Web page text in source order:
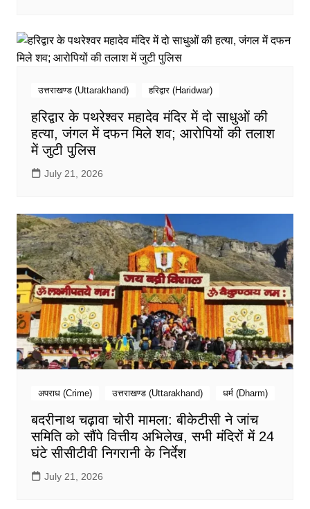
उत्तराखण्ड (Uttarakhand) हरिद्वार (Haridwar)
हरिद्वार के पथरेश्वर महादेव मंदिर में दो साधुओं की
हत्या, जंगल में दफन मिले शव; आरोपियों की तलाश
में जुटी पुलिस
July 21, 2026
अपराध (Crime) उत्तराखण्ड (Uttarakhand) धर्म (Dharm)
बदरीनाथ चढ़ावा चोरी मामला: बीकेटीसी ने जांच
समिति को सौंपे वित्तीय अभिलेख, सभी मंदिरों में 24
घंटे सीसीटीवी निगरानी के निर्देश
July 21, 2026